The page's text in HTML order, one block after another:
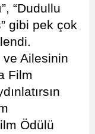
“Dudullu
gibi pek çok
ve Ailesinin
Film
Ödülü